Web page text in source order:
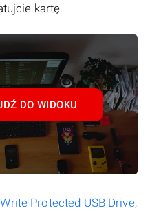
kartę.
DO WIDOKU
Protected USB Drive,